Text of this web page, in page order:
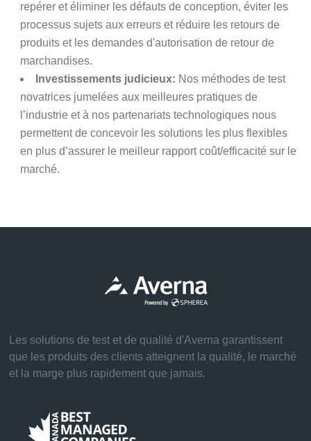
repérer et éliminer les défauts de conception, éviter les
processus sujets aux erreurs et réduire les retours de
produits et les demandes d'autorisation de retour de
marchandises.
Investissements judicieux: Nos méthodes de test
novatrices jumelées aux meilleures pratiques de
l’industrie et à nos partenariats technologiques nous
permettent de concevoir les solutions les plus flexibles
en plus d’assurer le meilleur rapport coût/efficacité sur le
marché.
Les solutions de test et de qualité d'Averna garantissent
que les produits des clients atteignent la qualité, le marché
et la marge plus rapidement que jamais.